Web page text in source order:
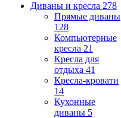
Диваны и кресла 278
Прямые диваны
128
Компьютерные
кресла 21
Кресла для
отдыха 41
Кресла-кровати
14
Кухонные
диваны 5